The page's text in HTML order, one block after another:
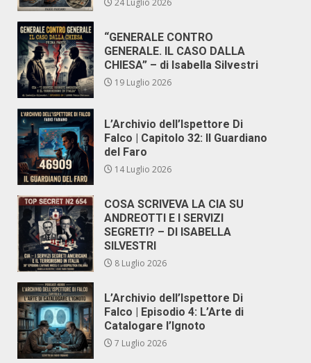
24 Luglio 2026
“GENERALE CONTRO
GENERALE. IL CASO DALLA
CHIESA” – di Isabella Silvestri
19 Luglio 2026
L’Archivio dell’Ispettore Di
Falco | Capitolo 32: Il Guardiano
del Faro
14 Luglio 2026
COSA SCRIVEVA LA CIA SU
ANDREOTTI E I SERVIZI
SEGRETI? – DI ISABELLA
SILVESTRI
8 Luglio 2026
L’Archivio dell’Ispettore Di
Falco | Episodio 4: L’Arte di
Catalogare l’Ignoto
7 Luglio 2026